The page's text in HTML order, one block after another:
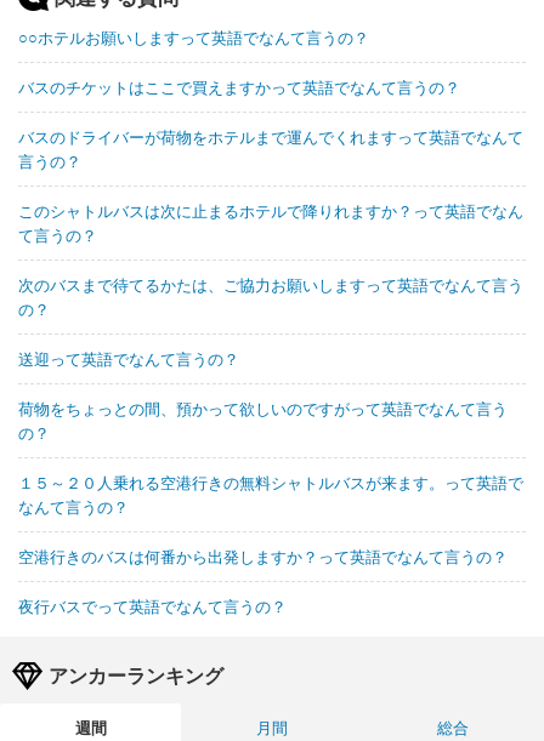
○○ホテルお願いしますって英語でなんて言うの？
バスのチケットはここで買えますかって英語でなんて言うの？
バスのドライバーが荷物をホテルまで運んでくれますって英語でなんて
言うの？
このシャトルバスは次に止まるホテルで降りれますか？って英語でなん
て言うの？
次のバスまで待てるかたは、ご協力お願いしますって英語でなんて言う
の？
送迎って英語でなんて言うの？
荷物をちょっとの間、預かって欲しいのですがって英語でなんて言う
の？
１５～２０人乗れる空港行きの無料シャトルバスが来ます。って英語で
なんて言うの？
空港行きのバスは何番から出発しますか？って英語でなんて言うの？
夜行バスでって英語でなんて言うの？
アンカーランキング
週間 月間
総合